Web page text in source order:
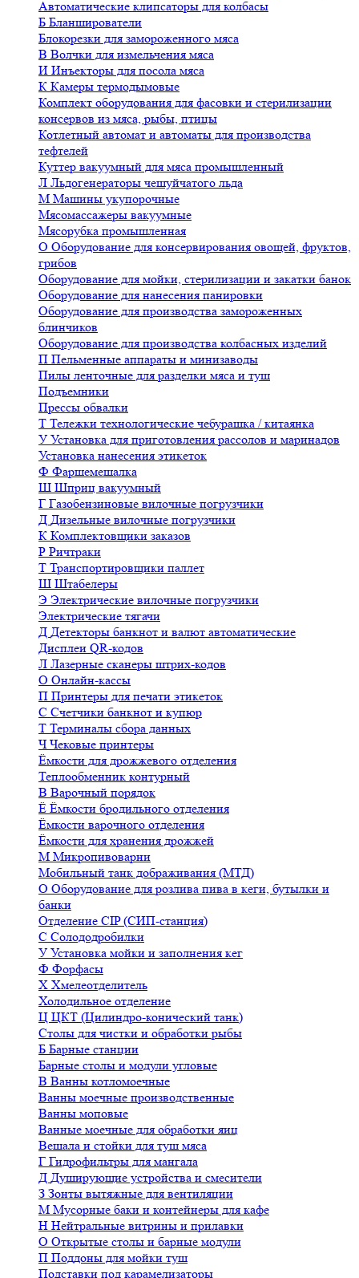
Автоматические клипсаторы для колбасы
Б Бланширователи
Блокорезки для замороженного мяса
В Волчки для измельчения мяса
И Инъекторы для посола мяса
К Камеры термодымовые
Комплект оборудования для фасовки и стерилизации
консервов из мяса, рыбы, птицы
Котлетный автомат и автоматы для производства
тефтелей
Куттер вакуумный для мяса промышленный
Л Льдогенераторы чешуйчатого льда
М Машины укупорочные
Мясомассажеры вакуумные
Мясорубка промышленная
О Оборудование для консервирования овощей, фруктов,
грибов
Оборудование для мойки, стерилизации и закатки банок
Оборудование для нанесения панировки
Оборудование для производства замороженных
блинчиков
Оборудование для производства колбасных изделий
П Пельменные аппараты и минизаводы
Пилы ленточные для разделки мяса и туш
Подъемники
Прессы обвалки
Т Тележки технологические чебурашка / китаянка
У Установка для приготовления рассолов и маринадов
Установка нанесения этикеток
Ф Фаршемешалка
Ш Шприц вакуумный
Г Газобензиновые вилочные погрузчики
Д Дизельные вилочные погрузчики
К Комплектовщики заказов
Р Ричтраки
Т Транспортировщики паллет
Ш Штабелеры
Э Электрические вилочные погрузчики
Электрические тягачи
Д Детекторы банкнот и валют автоматические
Дисплеи QR-кодов
Л Лазерные сканеры штрих-кодов
О Онлайн-кассы
П Принтеры для печати этикеток
С Счетчики банкнот и купюр
Т Терминалы сбора данных
ЧЧековые принтеры
Ёмкости для дрожжевого отделения
Теплообменник контурный
В Варочный порядок
Ё Ёмкости бродильного отделения
Ёмкости варочного отделения
Ёмкости для хранения дрожжей
М Микропивоварни
Мобильный танк дображивания (МТД)
О Оборудование для розлива пива в кеги, бутылки и
банки
Отделение CIP (СИП-станция)
С Солододробилки
У Установка мойки и заполнения кег
Ф Форфасы
Х Хмелеотделитель
Холодильное отделение
Ц ЦКТ (Цилиндро-конический танк)
Столы для чистки и обработки рыбы
Б Барные станции
Барные столы и модули угловые
В Ванны котломоечные
Ванны моечные производственные
Ванны моповые
Ванные моечные для обработки яиц
Вешала и стойки для туш мяса
Г Гидрофильтры для мангала
Д Душирующие устройства и смесители
З Зонты вытяжные для вентиляции
М Мусорные баки и контейнеры для кафе
Н Нейтральные витрины и прилавки
О Открытые столы и барные модули
П Поддоны для мойки туш
Подставки под карамелизаторы